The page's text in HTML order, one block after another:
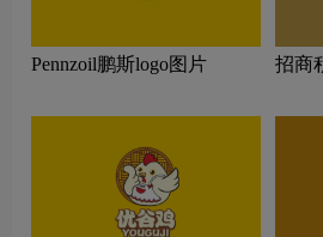
Pennzoil鹏斯logo图片 招商